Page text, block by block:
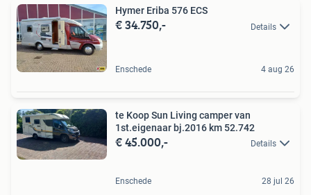
Hymer Eriba 576 ECS
€ 34.750,- Details
Enschede 4 aug 26
te Koop Sun Living camper van
1st.eigenaar bj.2016 km 52.742
€ 45.000,- Details
Enschede 28 jul 26